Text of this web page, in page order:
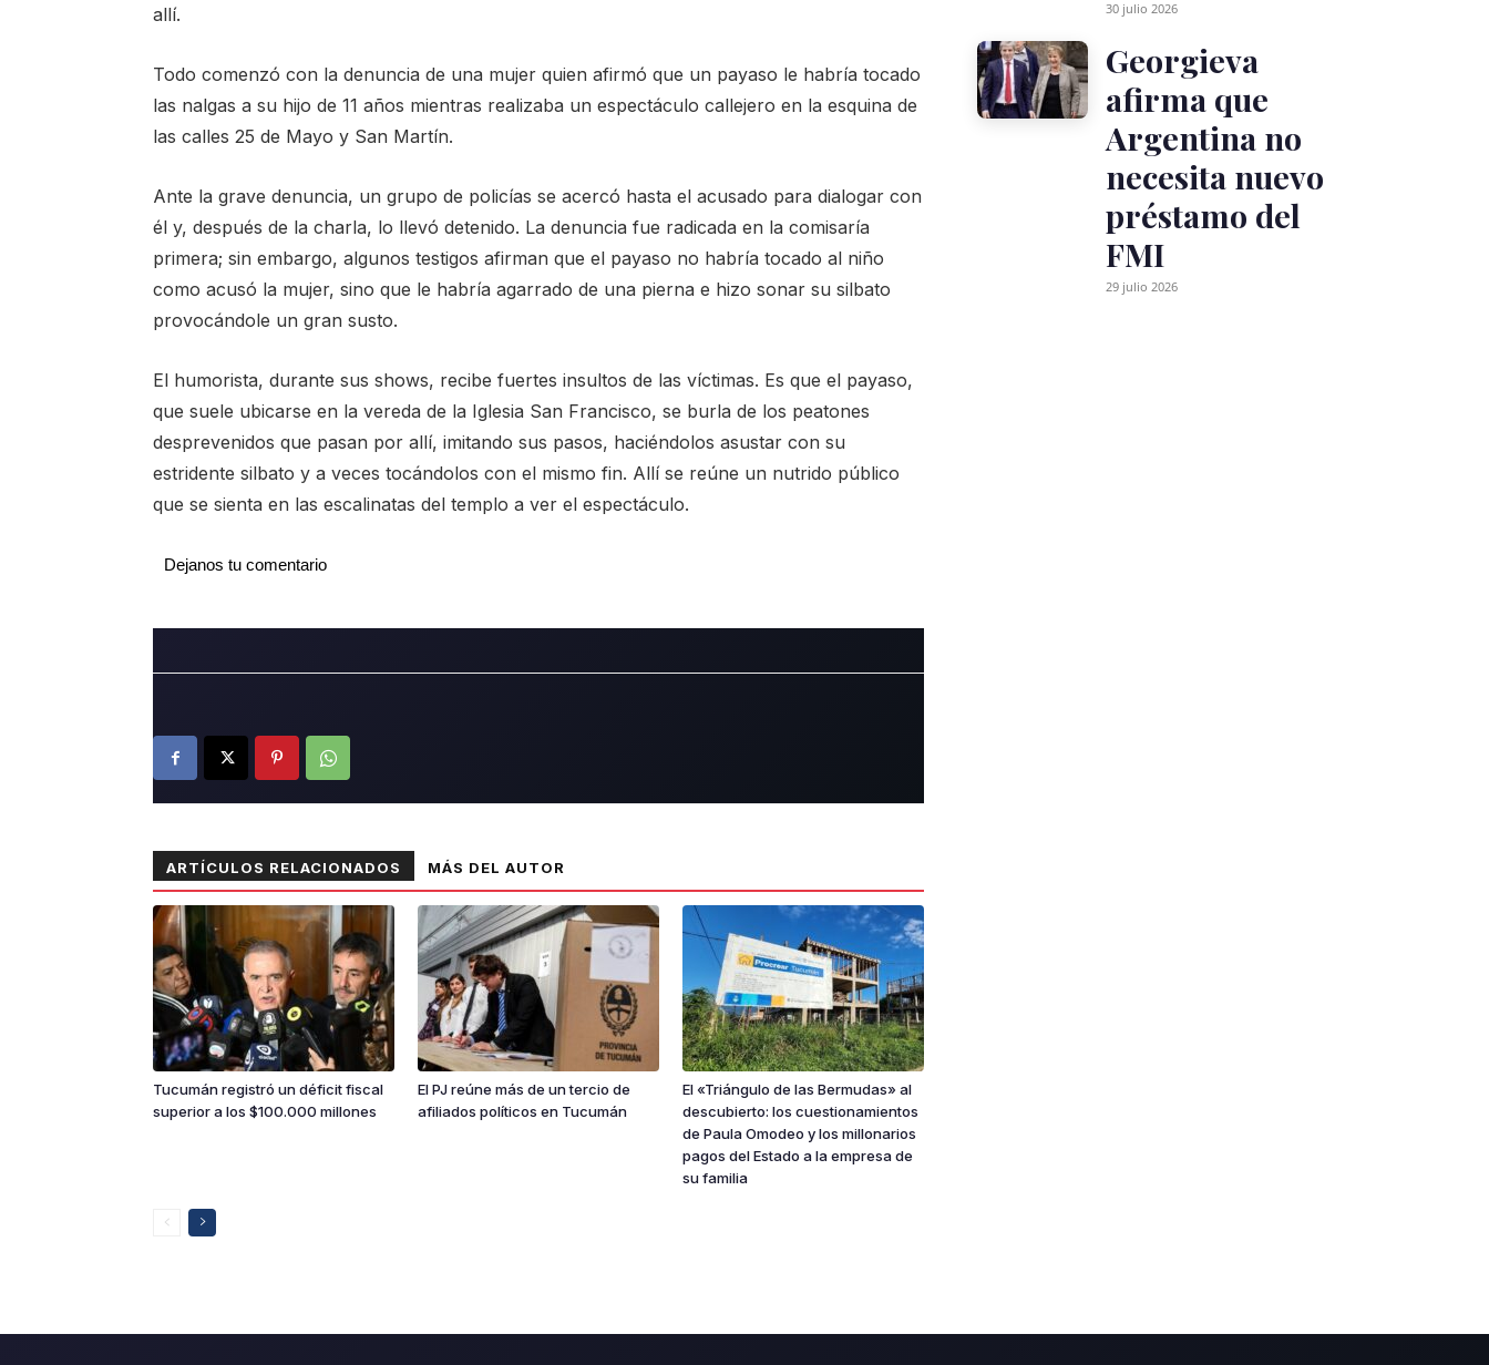
allí.
Todo comenzó con la denuncia de una mujer quien afirmó que un payaso le habría tocado
las nalgas a su hijo de 11 años mientras realizaba un espectáculo callejero en la esquina de
las calles 25 de Mayo y San Martín.
Ante la grave denuncia, un grupo de policías se acercó hasta el acusado para dialogar con
él y, después de la charla, lo llevó detenido. La denuncia fue radicada en la comisaría
primera; sin embargo, algunos testigos afirman que el payaso no habría tocado al niño
como acusó la mujer, sino que le habría agarrado de una pierna e hizo sonar su silbato
provocándole un gran susto.
El humorista, durante sus shows, recibe fuertes insultos de las víctimas. Es que el payaso,
que suele ubicarse en la vereda de la Iglesia San Francisco, se burla de los peatones
desprevenidos que pasan por allí, imitando sus pasos, haciéndolos asustar con su
estridente silbato y a veces tocándolos con el mismo fin. Allí se reúne un nutrido público
que se sienta en las escalinatas del templo a ver el espectáculo.
Dejanos tu comentario
ARTÍCULOS RELACIONADOS MÁS DEL AUTOR
Tucumán registró un déficit fiscal
superior a los $100.000 millones
El PJ reúne más de un tercio de
afiliados políticos en Tucumán
El «Triángulo de las Bermudas» al
descubierto: los cuestionamientos
de Paula Omodeo y los millonarios
pagos del Estado a la empresa de
su familia
30 julio 2026
Georgieva
afirma que
Argentina no
necesita nuevo
préstamo del
FMI
29 julio 2026